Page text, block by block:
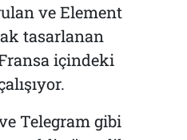
ve Element
tasarlanan
içindeki
Telegram gibi